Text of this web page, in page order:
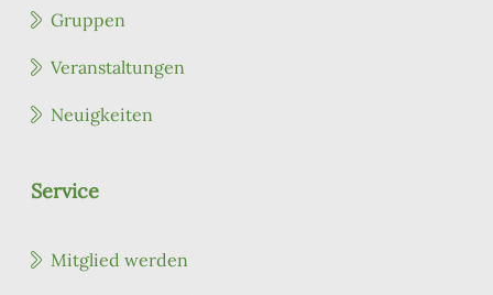
Gruppen
Veranstaltungen
Neuigkeiten
Service
Mitglied werden